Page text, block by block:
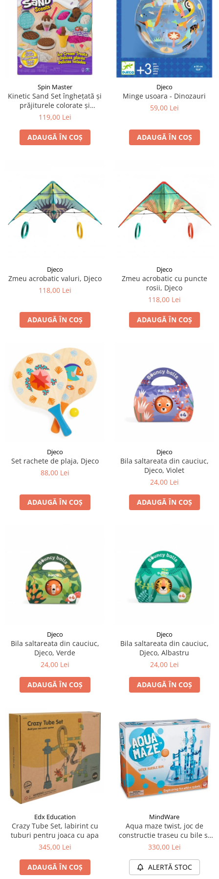
LEGO Art
LEGO Creator Expert
LEGO Architecture
LEGO Ideas
LEGO Speed Champions
Spin Master
Kinetic Sand Set înghețată și
prăjiturele colorate și
parfumate
119,00 Lei
ADAUGĂ ÎN COȘ
Djeco
Minge usoara - Dinozauri
59,00 Lei
ADAUGĂ ÎN COȘ
Djeco
Zmeu acrobatic valuri, Djeco
118,00 Lei
ADAUGĂ ÎN COȘ
Djeco
Zmeu acrobatic cu puncte
rosii, Djeco
118,00 Lei
ADAUGĂ ÎN COȘ
Djeco
Set rachete de plaja, Djeco
88,00 Lei
ADAUGĂ ÎN COȘ
Djeco
Bila saltareata din cauciuc,
Djeco, Violet
24,00 Lei
ADAUGĂ ÎN COȘ
Djeco
Bila saltareata din cauciuc,
Djeco, Verde
24,00 Lei
ADAUGĂ ÎN COȘ
Djeco
Bila saltareata din cauciuc,
Djeco, Albastru
24,00 Lei
ADAUGĂ ÎN COȘ
Edx Education
Crazy Tube Set, labirint cu
tuburi pentru joaca cu apa
345,00 Lei
ADAUGĂ ÎN COȘ
MindWare
Aqua maze twist, joc de
constructie traseu cu bile si
apa
330,00 Lei
ALERTĂ STOC